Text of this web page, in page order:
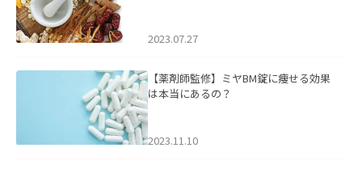
2023.07.27
【薬剤師監修】ミヤBM錠に痩せる効果
は本当にあるの？
2023.11.10